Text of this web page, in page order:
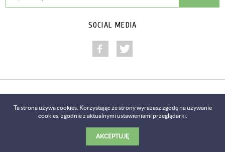
SOCIAL MEDIA
Copyright © 2014-2018
RealizacjaPredictes.com
Ta strona używa cookies. Korzystając ze strony wyrażasz zgodę na używanie
cookies, zgodnie z aktualnymi ustawieniami przeglądarki.
AKCEPTUJĘ